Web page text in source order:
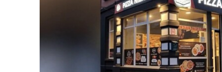
Consulter l'article "Pizza Nizar: un coup de
Foire du Midi: les visiteurs au
rendez-vous grâce à la météo